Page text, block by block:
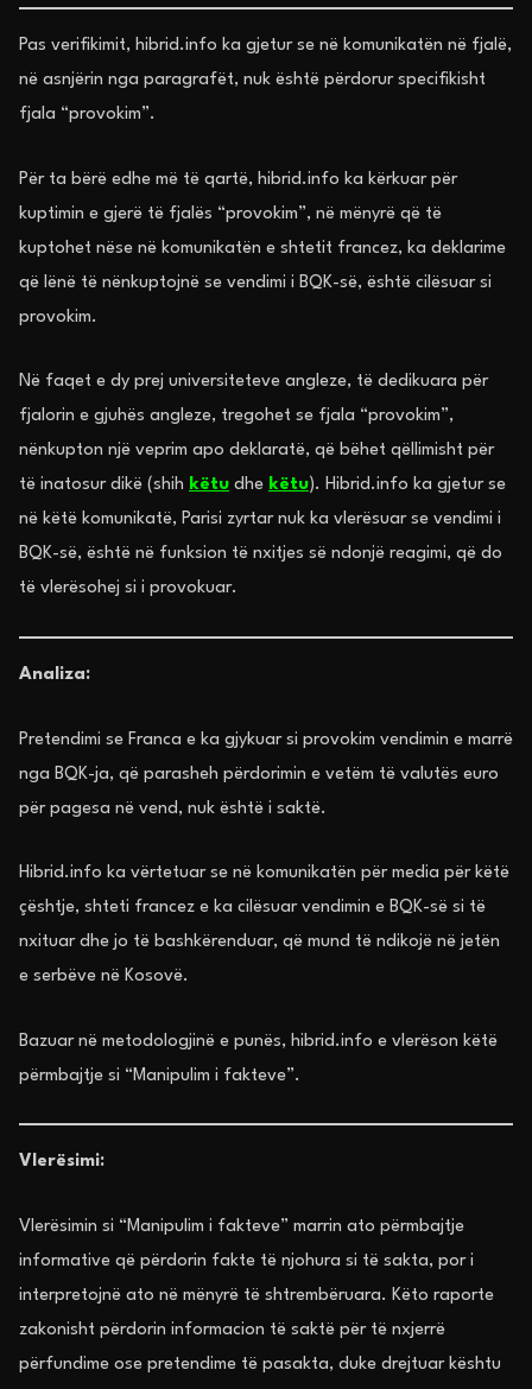
Pas verifikimit, hibrid.info ka gjetur se në komunikatën në fjalë,
në asnjërin nga paragrafët, nuk është përdorur specifikisht
fjala “provokim”.
Për ta bërë edhe më të qartë, hibrid.info ka kërkuar për
kuptimin e gjerë të fjalës “provokim”, në mënyrë që të
kuptohet nëse në komunikatën e shtetit francez, ka deklarime
që lënë të nënkuptojnë se vendimi i BQK-së, është cilësuar si
provokim.
Në faqet e dy prej universiteteve angleze, të dedikuara për
fjalorin e gjuhës angleze, tregohet se fjala “provokim”,
nënkupton një veprim apo deklaratë, që bëhet qëllimisht për
të inatosur dikë (shih këtu dhe këtu). Hibrid.info ka gjetur se
në këtë komunikatë, Parisi zyrtar nuk ka vlerësuar se vendimi i
BQK-së, është në funksion të nxitjes së ndonjë reagimi, që do
të vlerësohej si i provokuar.
Analiza:
Pretendimi se Franca e ka gjykuar si provokim vendimin e marrë
nga BQK-ja, që parasheh përdorimin e vetëm të valutës euro
për pagesa në vend, nuk është i saktë.
Hibrid.info ka vërtetuar se në komunikatën për media për këtë
çështje, shteti francez e ka cilësuar vendimin e BQK-së si të
nxituar dhe jo të bashkërenduar, që mund të ndikojë në jetën
e serbëve në Kosovë.
Bazuar në metodologjinë e punës, hibrid.info e vlerëson këtë
përmbajtje si “Manipulim i fakteve”.
Vlerësimi:
Vlerësimin si “Manipulim i fakteve” marrin ato përmbajtje
informative që përdorin fakte të njohura si të sakta, por i
interpretojnë ato në mënyrë të shtrembëruara. Këto raporte
zakonisht përdorin informacion të saktë për të nxjerrë
përfundime ose pretendime të pasakta, duke drejtuar kështu